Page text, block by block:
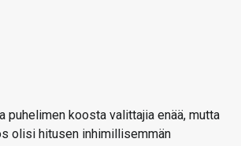
puhelimen koosta valittajia enää, mutta
olisi hitusen inhimillisemmän